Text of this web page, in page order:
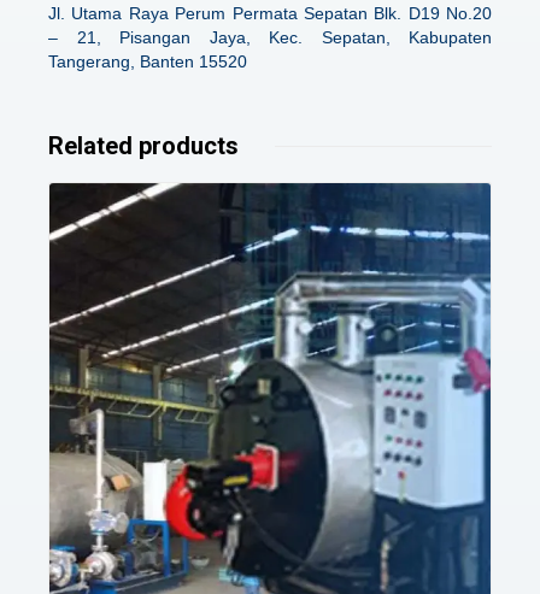
Jl. Utama Raya Perum Permata Sepatan Blk. D19 No.20
– 21, Pisangan Jaya, Kec. Sepatan, Kabupaten
Tangerang, Banten 15520
Related products
Details